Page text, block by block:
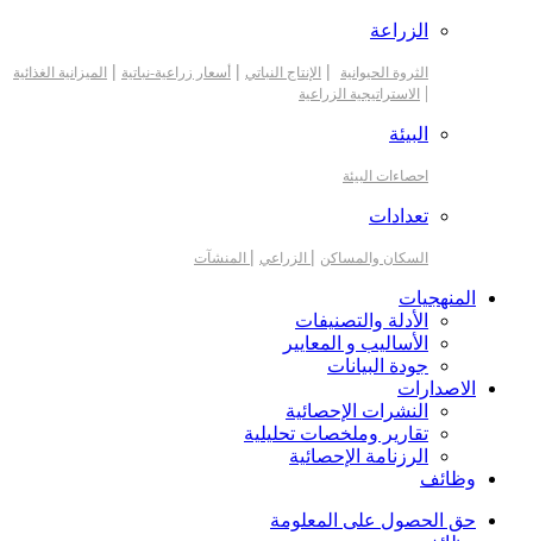
الزراعة
الثروة الحيوانية | الإنتاج النباتي | أسعار زراعية-نباتية | الميزانية الغذائية
| الاستراتيجية الزراعية
البيئة
احصاءات البيئة
تعدادات
السكان والمساكن | الزراعي | المنشآت
المنهجيات
الأدلة والتصنيفات
الأساليب و المعايير
جودة البيانات
الاصدارات
النشرات الإحصائية
تقارير وملخصات تحليلية
الرزنامة الإحصائية
وظائف
حق الحصول على المعلومة